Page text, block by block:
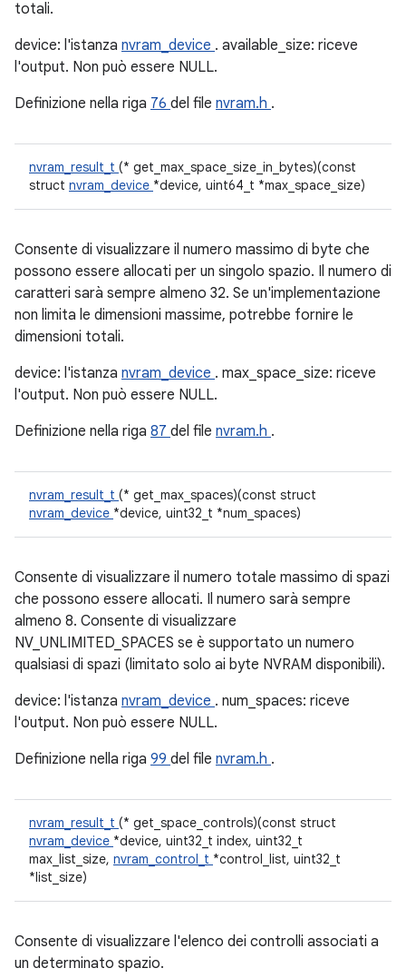
totali.
device: l'istanza nvram_device . available_size: riceve
l'output. Non può essere NULL.
Definizione nella riga 76 del file nvram.h .
nvram_result_t (* get_max_space_size_in_bytes)(const
struct nvram_device *device, uint64_t *max_space_size)
Consente di visualizzare il numero massimo di byte che
possono essere allocati per un singolo spazio. Il numero di
caratteri sarà sempre almeno 32. Se un'implementazione
non limita le dimensioni massime, potrebbe fornire le
dimensioni totali.
device: l'istanza nvram_device . max_space_size: riceve
l'output. Non può essere NULL.
Definizione nella riga 87 del file nvram.h .
nvram_result_t (* get_max_spaces)(const struct
nvram_device *device, uint32_t *num_spaces)
Consente di visualizzare il numero totale massimo di spazi
che possono essere allocati. Il numero sarà sempre
almeno 8. Consente di visualizzare
NV_UNLIMITED_SPACES se è supportato un numero
qualsiasi di spazi (limitato solo ai byte NVRAM disponibili).
device: l'istanza nvram_device . num_spaces: riceve
l'output. Non può essere NULL.
Definizione nella riga 99 del file nvram.h .
nvram_result_t (* get_space_controls)(const struct
nvram_device *device, uint32_t index, uint32_t
max_list_size, nvram_control_t *control_list, uint32_t
*list_size)
Consente di visualizzare l'elenco dei controlli associati a
un determinato spazio.